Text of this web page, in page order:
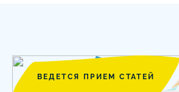
ВЕДЕТСЯ ПРИЕМ СТАТЕЙ